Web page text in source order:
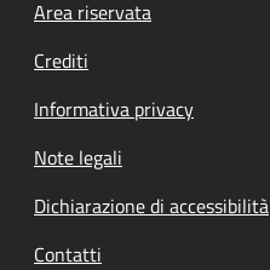
Footer menu
Area riservata
Crediti
Informativa privacy
Note legali
Dichiarazione di accessibilità
Contatti